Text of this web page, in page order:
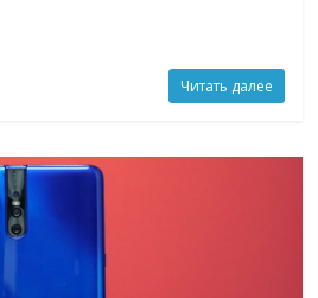
Читать далее